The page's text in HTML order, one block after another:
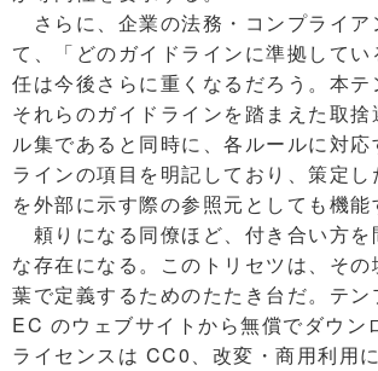
さらに、企業の法務・コンプライア
て、「どのガイドラインに準拠して
任は今後さらに重くなるだろう。本テ
それらのガイドラインを踏まえた取
ル集であると同時に、各ルールに対応
ラインの項目を明記しており、策定
を外部に示す際の参照元としても機能
頼りになる同僚ほど、付き合い方を
な存在になる。このトリセツは、そ
葉で定義するためのたたき台だ。テ
EC のウェブサイトから無償でダウン
ライセンスは CC0、改変・商用利用に